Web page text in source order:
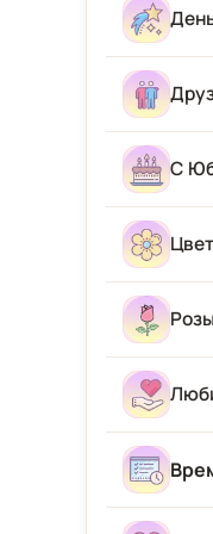
Привет
С
С
С
Розы